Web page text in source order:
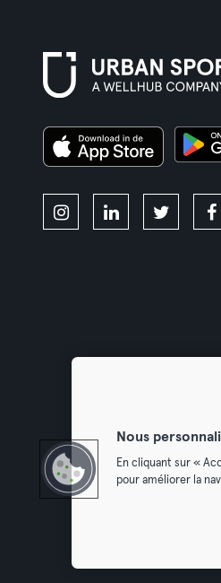
Nous
En cliquant sur «
pour améliorer la